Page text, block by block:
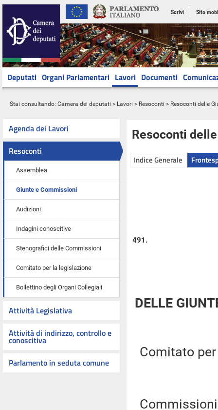
Scrivi Sito
Deputati Organi Parlamentari Lavori Documenti
Stai consultando: Camera dei deputati > Lavori > Resoconti > Resoconti delle
Agenda dei Lavori
Resoconti
Assemblea
Giunte e Commissioni
Audizioni
Indagini conoscitive
Stenografici delle Commissioni
Comitato per la legislazione
Bollettino degli Organi Collegiali
Attività Legislativa
Attività di indirizzo, controllo e
conoscitiva
Parlamento in seduta comune
Resoconti
Indice Generale
491.
DELLE
Comitato